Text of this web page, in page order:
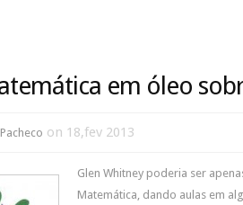
em óleo
on 18,fev 2013
Glen Whitney poderia ser
Matemática, dando aulas em